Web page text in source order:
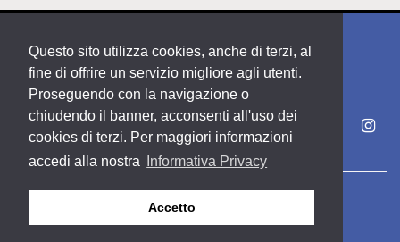
Questo sito utilizza cookies, anche di terzi, al
fine di offrire un servizio migliore agli utenti.
Proseguendo con la navigazione o
chiudendo il banner, acconsenti all'uso dei
cookies di terzi. Per maggiori informazioni
accedi alla nostra
Informativa Privacy
Accetto
Copyright PDE srl società del Gruppo Feltrinelli S. p. A.